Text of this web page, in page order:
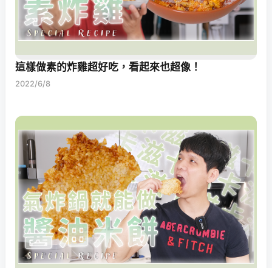
這樣做素的炸雞超好吃，看起來也超像！
2022/6/8